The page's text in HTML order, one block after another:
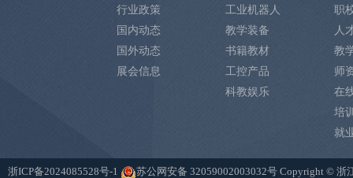
行业政策
国内动态
国外动态
展会信息
工业机器人
教学装备
书籍教材
工控产品
科教娱乐
职
人
教
师
在
培
就
浙ICP备2024085528号-1 苏公网安备 32059002003032号 Copyright ©